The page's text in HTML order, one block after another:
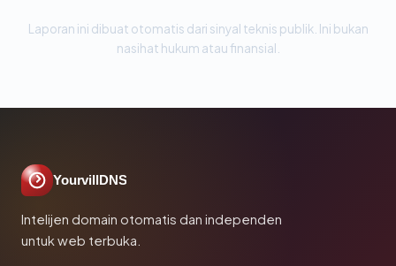
Laporan ini dibuat otomatis dari sinyal teknis publik. Ini bukan
nasihat hukum atau finansial.
YourvillDNS
Intelijen domain otomatis dan independen
untuk web terbuka.